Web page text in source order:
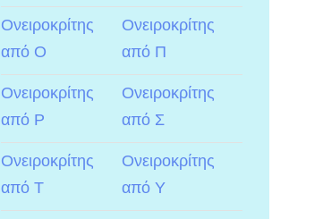
Ονειροκρίτης
από Ο
Ονειροκρίτης
από Π
Ονειροκρίτης
από Ρ
Ονειροκρίτης
από Σ
Ονειροκρίτης
από Τ
Ονειροκρίτης
από Υ